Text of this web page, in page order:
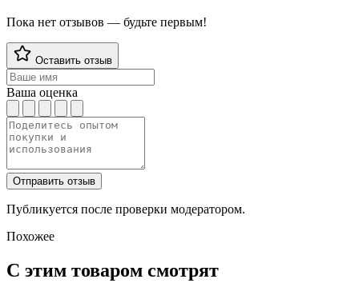
Пока нет отзывов — будьте первым!
Оставить отзыв
Ваша оценка
Отправить отзыв
Публикуется после проверки модератором.
Похожее
С этим товаром смотрят